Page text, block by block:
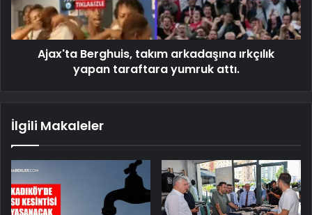
Ajax'ta Berghuis, takım arkadaşına ırkçılık
yapan taraftara yumruk attı.
İlgili Makaleler